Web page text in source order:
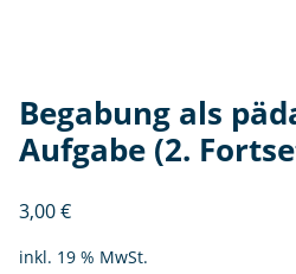
Begabung als
Aufgabe (2.
3,00€
inkl. 19 % MwSt.